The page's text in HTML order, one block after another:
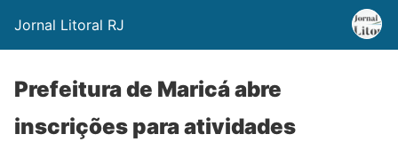
Jornal Litoral RJ
Prefeitura de Maricá abre
inscrições para atividades